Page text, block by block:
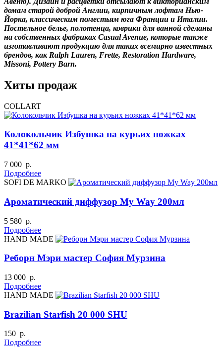
домам старой доброй Англии, кирпичным лофтам Нью-
Йорка, классическим поместьям юга Франции и Италии.
Постельное белье, полотенца, коврики для ванной сделаны
на собственных фабриках Casual Avenue, которые также
изготавливают продукцию для таких всемирно известных
брендов, как Ralph Lauren, Frette, Restoration Hardware,
Missoni, Pottery Barn.
Хиты продаж
COLLART
Колокольчик Избушка на курьих ножках
41*41*62 мм
7 000 р.
Подробнее
SOFI DE MARKO
Ароматический диффузор My Way 200мл
5 580 р.
Подробнее
HAND MADE
Реборн Мэри мастер София Мурзина
13 000 р.
Подробнее
HAND MADE
Brazilian Starfish 20 000 SHU
150 р.
Подробнее